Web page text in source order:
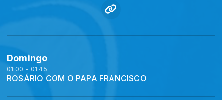
Domingo
01:00 - 01:45
ROSÁRIO COM O PAPA FRANCISCO